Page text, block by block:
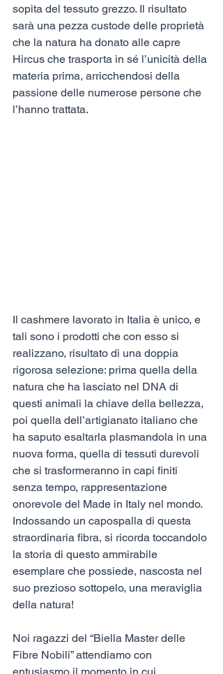
sopita del tessuto grezzo. Il risultato
sarà una pezza custode delle proprietà
che la natura ha donato alle capre
Hircus che trasporta in sé l’unicità della
materia prima, arricchendosi della
passione delle numerose persone che
l’hanno trattata.
Il cashmere lavorato in Italia è unico, e
tali sono i prodotti che con esso si
realizzano, risultato di una doppia
rigorosa selezione: prima quella della
natura che ha lasciato nel DNA di
questi animali la chiave della bellezza,
poi quella dell’artigianato italiano che
ha saputo esaltarla plasmandola in una
nuova forma, quella di tessuti durevoli
che si trasformeranno in capi finiti
senza tempo, rappresentazione
onorevole del Made in Italy nel mondo.
Indossando un capospalla di questa
straordinaria fibra, si ricorda toccandolo
la storia di questo ammirabile
esemplare che possiede, nascosta nel
suo prezioso sottopelo, una meraviglia
della natura!
Noi ragazzi del “Biella Master delle
Fibre Nobili” attendiamo con